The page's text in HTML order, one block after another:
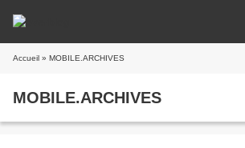
Accueil » MOBILE.ARCHIVES
MOBILE.ARCHIVES